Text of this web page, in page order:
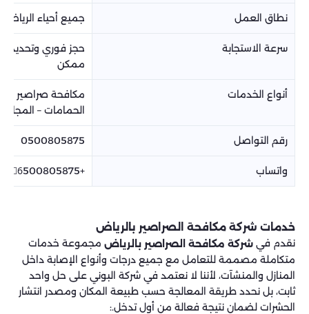
نطاق العمل جميع أحياء الرياض
سرعة الاستجابة
حجز فوري وتحديد
ممكن
أنواع الخدمات
مكافحة صراصير
الحمامات –
رقم التواصل 0500805875
واتساب
خدمات شركة مكافحة الصراصير بالرياض​
نقدم في شركة مكافحة الصراصير بالرياضمجموعة خدمات
متكاملة مصممة للتعامل مع جميع درجات وأنواع الإصابة داخل
المنازل والمنشآت، لأننا لا نعتمد في شركة البوني على حل واحد
ثابت، بل نحدد طريقة المعالجة حسب طبيعة المكان ومصدر انتشار
الحشرات لضمان نتيجة فعالة من أول تدخل.: